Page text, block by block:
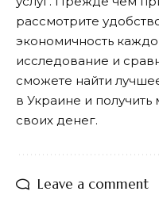
рассмотрите
экономичность
исследование и
сможете найти
в Украине и
своих денег.
Leave a comment